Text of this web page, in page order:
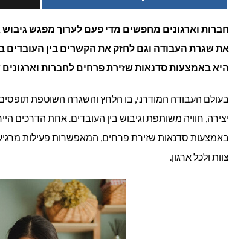
לארגונים
חברות וארגונים מחפשים מדי פעם לערוך מפגש
את שגרת העבודה וגם לחזק את הקשרים בין העובדים
היא באמצעות סדנאות שזירת פרחים לחברות
בעולם העבודה המודרני, בו הלחץ והשגרה השוטפת
יצירה, חוויה משותפת וגיבוש בין העובדים. אחת הדרכים
באמצעות סדנאות שזירת פרחים, המאפשרות פעילות
צוות ולכל ארגון.